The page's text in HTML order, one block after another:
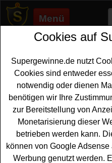
Menü
Supergewinne.de>
Anzeige:
Anzeige:
Müller
Kassenbon
gewinnen
Cookies auf
Supergewinne.de nutzt
Cookies sind entweder
notwendig oder dienen
benötigen wir Ihre
zur Bereitstellung von
Monetarisierung dieser
betrieben werden kann.
können von Google
Werbung genutzt werden.